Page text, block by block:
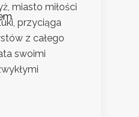
miasto miłości
przyciąga
z całego
swoimi